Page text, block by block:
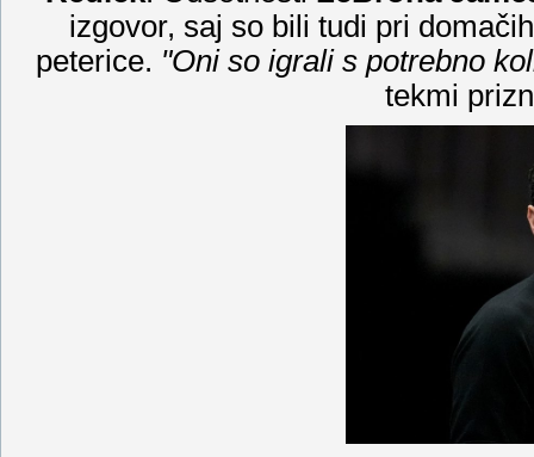
izgovor, saj so bili tudi pri
peterice. "Oni so igrali s potrebno
tekmi